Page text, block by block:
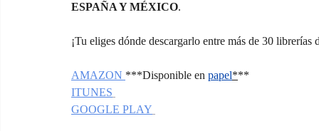
ESPAÑA Y MÉXICO.
¡Tu eliges dónde descargarlo entre más de 30
AMAZON ***Disponible en papel***
ITUNES
GOOGLE PLAY